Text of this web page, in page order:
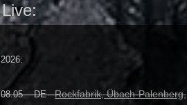
Live:
2026:
08.05. - DE -Rockfabrik, Übach-Palenberg,